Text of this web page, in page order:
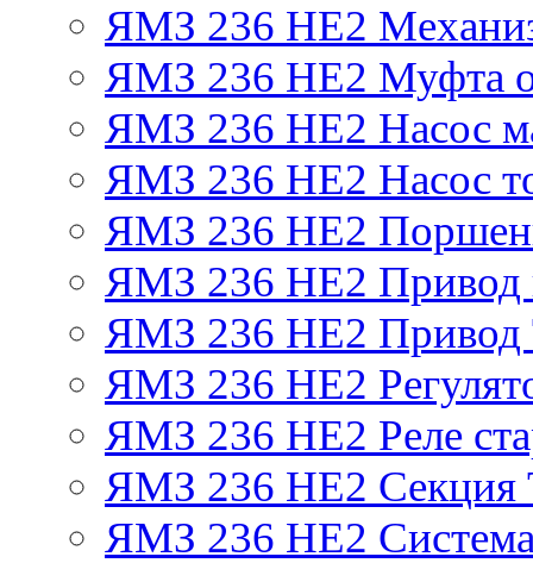
ЯМЗ 236 НЕ2
ЯМЗ 236 НЕ2 Муфта
ЯМЗ 236 НЕ2 Насос
ЯМЗ 236 НЕ2 Насос
ЯМЗ 236 НЕ2
ЯМЗ 236 НЕ2 Привод
ЯМЗ 236 НЕ2
ЯМЗ 236 НЕ2
ЯМЗ 236 НЕ2 Реле
ЯМЗ 236 НЕ2
ЯМЗ 236 НЕ2